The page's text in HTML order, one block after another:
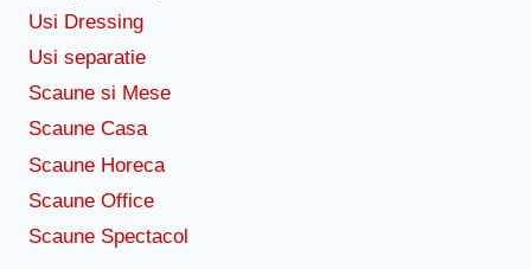
Usi Dressing
Usi separatie
Scaune si Mese
Scaune Casa
Scaune Horeca
Scaune Office
Scaune Spectacol